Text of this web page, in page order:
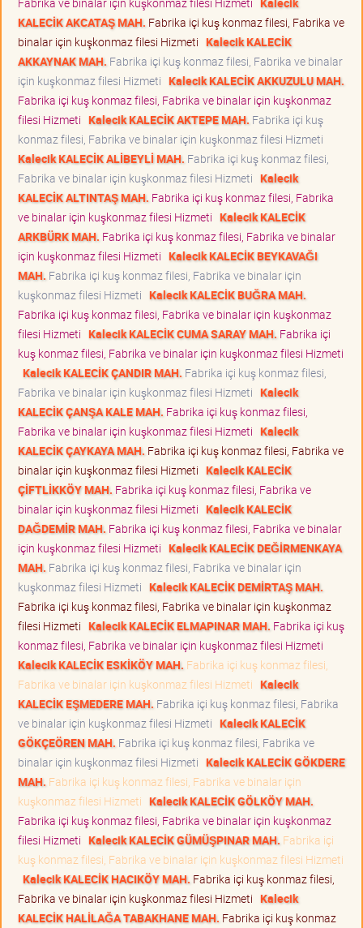
KALECİK AKCATAŞ MAH. Fabrika içi kuş konmaz filesi, Fabrika ve
binalar için kuşkonmaz filesi Hizmeti Kalecik KALECİK
AKKAYNAK MAH. Fabrika içi kuş konmaz filesi, Fabrika ve binalar
için kuşkonmaz filesi Hizmeti Kalecik KALECİK AKKUZULU MAH.
Fabrika içi kuş konmaz filesi, Fabrika ve binalar için kuşkonmaz
filesi Hizmeti Kalecik KALECİK AKTEPE MAH. Fabrika içi kuş
konmaz filesi, Fabrika ve binalar için kuşkonmaz filesi Hizmeti
Kalecik KALECİK ALİBEYLİ MAH. Fabrika içi kuş konmaz filesi,
Fabrika ve binalar için kuşkonmaz filesi Hizmeti Kalecik
KALECİK ALTINTAŞ MAH. Fabrika içi kuş konmaz filesi, Fabrika
ve binalar için kuşkonmaz filesi Hizmeti Kalecik KALECİK
ARKBÜRK MAH. Fabrika içi kuş konmaz filesi, Fabrika ve binalar
için kuşkonmaz filesi Hizmeti Kalecik KALECİK BEYKAVAĞI
MAH. Fabrika içi kuş konmaz filesi, Fabrika ve binalar için
kuşkonmaz filesi Hizmeti Kalecik KALECİK BUĞRA MAH.
Fabrika içi kuş konmaz filesi, Fabrika ve binalar için kuşkonmaz
filesi Hizmeti Kalecik KALECİK CUMA SARAY MAH. Fabrika içi
kuş konmaz filesi, Fabrika ve binalar için kuşkonmaz filesi Hizmeti
Kalecik KALECİK ÇANDIR MAH. Fabrika içi kuş konmaz filesi,
Fabrika ve binalar için kuşkonmaz filesi Hizmeti Kalecik
KALECİK ÇANŞA KALE MAH. Fabrika içi kuş konmaz filesi,
Fabrika ve binalar için kuşkonmaz filesi Hizmeti Kalecik
KALECİK ÇAYKAYA MAH. Fabrika içi kuş konmaz filesi, Fabrika ve
binalar için kuşkonmaz filesi Hizmeti Kalecik KALECİK
ÇİFTLİKKÖY MAH. Fabrika içi kuş konmaz filesi, Fabrika ve
binalar için kuşkonmaz filesi Hizmeti Kalecik KALECİK
DAĞDEMİR MAH. Fabrika içi kuş konmaz filesi, Fabrika ve binalar
için kuşkonmaz filesi Hizmeti Kalecik KALECİK DEĞİRMENKAYA
MAH. Fabrika içi kuş konmaz filesi, Fabrika ve binalar için
kuşkonmaz filesi Hizmeti Kalecik KALECİK DEMİRTAŞ MAH.
Fabrika içi kuş konmaz filesi, Fabrika ve binalar için kuşkonmaz
filesi Hizmeti Kalecik KALECİK ELMAPINAR MAH. Fabrika içi kuş
konmaz filesi, Fabrika ve binalar için kuşkonmaz filesi Hizmeti
Kalecik KALECİK ESKİKÖY MAH. Fabrika içi kuş konmaz filesi,
Fabrika ve binalar için kuşkonmaz filesi Hizmeti Kalecik
KALECİK EŞMEDERE MAH. Fabrika içi kuş konmaz filesi, Fabrika
ve binalar için kuşkonmaz filesi Hizmeti Kalecik KALECİK
GÖKÇEÖREN MAH. Fabrika içi kuş konmaz filesi, Fabrika ve
binalar için kuşkonmaz filesi Hizmeti Kalecik KALECİK GÖKDERE
MAH. Fabrika içi kuş konmaz filesi, Fabrika ve binalar için
kuşkonmaz filesi Hizmeti Kalecik KALECİK GÖLKÖY MAH.
Fabrika içi kuş konmaz filesi, Fabrika ve binalar için kuşkonmaz
filesi Hizmeti Kalecik KALECİK GÜMÜŞPINAR MAH. Fabrika içi
kuş konmaz filesi, Fabrika ve binalar için kuşkonmaz filesi Hizmeti
Kalecik KALECİK HACIKÖY MAH. Fabrika içi kuş konmaz filesi,
Fabrika ve binalar için kuşkonmaz filesi Hizmeti Kalecik
KALECİK HALİLAĞA TABAKHANE MAH. Fabrika içi kuş konmaz